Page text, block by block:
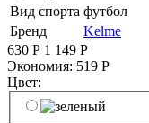
Вид спорта футбол
Бренд
Kelme
630 Р 1 149 Р
Экономия: 519 Р
Цвет: